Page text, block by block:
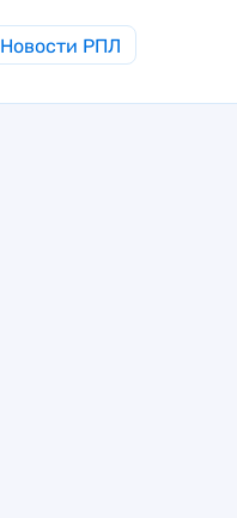
Новости РПЛ